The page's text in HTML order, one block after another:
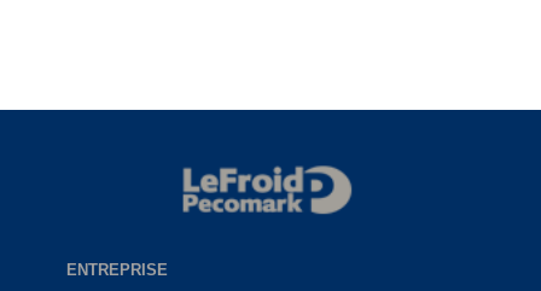
ENTREPRISE